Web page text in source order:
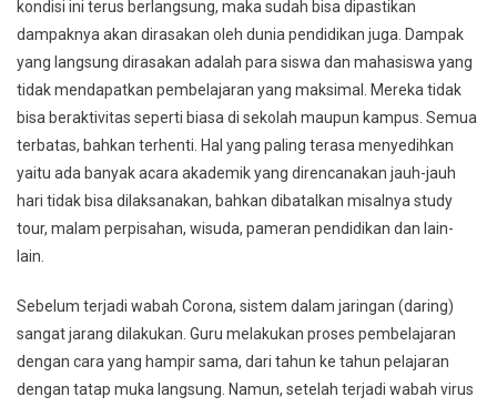
kondisi ini terus berlangsung, maka sudah bisa dipastikan
dampaknya akan dirasakan oleh dunia pendidikan juga. Dampak
yang langsung dirasakan adalah para siswa dan mahasiswa yang
tidak mendapatkan pembelajaran yang maksimal. Mereka tidak
bisa beraktivitas seperti biasa di sekolah maupun kampus. Semua
terbatas, bahkan terhenti. Hal yang paling terasa menyedihkan
yaitu ada banyak acara akademik yang direncanakan jauh-jauh
hari tidak bisa dilaksanakan, bahkan dibatalkan misalnya study
tour, malam perpisahan, wisuda, pameran pendidikan dan lain-
lain.
Sebelum terjadi wabah Corona, sistem dalam jaringan (daring)
sangat jarang dilakukan. Guru melakukan proses pembelajaran
dengan cara yang hampir sama, dari tahun ke tahun pelajaran
dengan tatap muka langsung. Namun, setelah terjadi wabah virus